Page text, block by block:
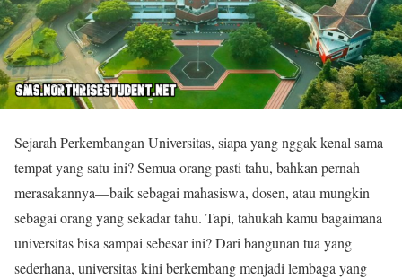
Sejarah Perkembangan Universitas, siapa yang nggak kenal sama
tempat yang satu ini? Semua orang pasti tahu, bahkan pernah
merasakannya—baik sebagai mahasiswa, dosen, atau mungkin
sebagai orang yang sekadar tahu. Tapi, tahukah kamu bagaimana
universitas bisa sampai sebesar ini? Dari bangunan tua yang
sederhana, universitas kini berkembang menjadi lembaga yang